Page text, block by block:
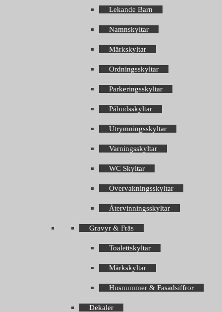
Lekande Barn
Namnskyltar
Märkskyltar
Ordningsskyltar
Parkeringsskyltar
Påbudsskyltar
Utrymningsskyltar
Varningsskyltar
WC Skyltar
Övervakningsskyltar
Återvinningsskyltar
Gravyr & Fräs
Toalettskyltar
Märkskyltar
Husnummer & Fasadsiffror
Dekaler